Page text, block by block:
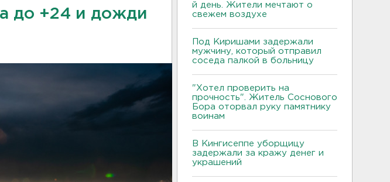
до +24 и дожди
й день. Жители мечтают о
свежем воздухе
Под Киришами задержали
мужчину, который отправил
соседа палкой в больницу
"Хотел проверить на
прочность". Житель Соснового
Бора оторвал руку памятнику
воинам
В Кингисеппе уборщицу
задержали за кражу денег и
украшений